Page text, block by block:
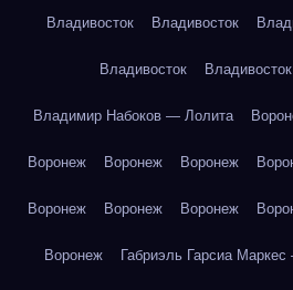
Владивосток Владивосток
Владивосток Владивосток
Владимир Набоков — Лолита
Воронеж Воронеж Воронеж
Воронеж Воронеж Воронеж
Воронеж Габриэль Гарсиа